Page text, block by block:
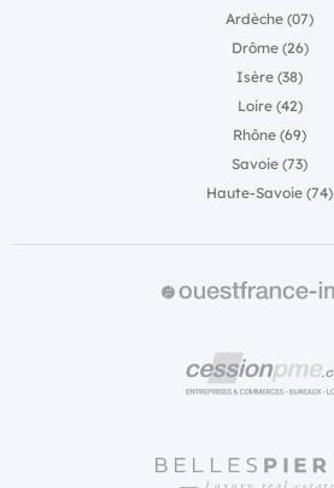
Ardèche (07)
Drôme (26)
Isère (38)
Loire (42)
Rhône (69)
Savoie (73)
Haute-Savoie (74)